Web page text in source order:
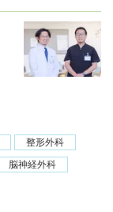
整形外科
脳神経外科